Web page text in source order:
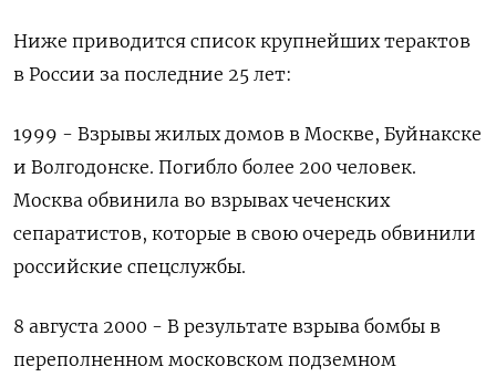
Ниже приводится список крупнейших терактов
в России за последние 25 лет:
1999 - Взрывы жилых домов в Москве, Буйнакске
и Волгодонске. Погибло более 200 человек.
Москва обвинила во взрывах чеченских
сепаратистов, которые в свою очередь обвинили
российские спецслужбы.
8 августа 2000 - В результате взрыва бомбы в
переполненном московском подземном